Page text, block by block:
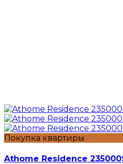
Покупка квартиры
Athome Residence